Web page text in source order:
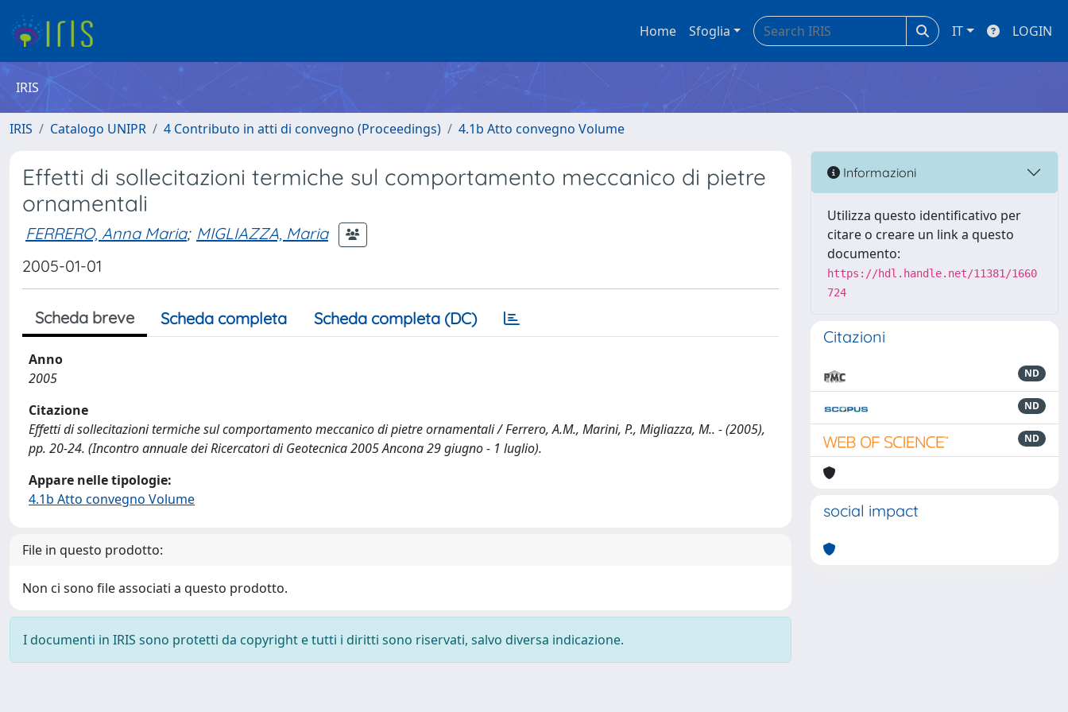
Home Sfoglia IT LOGIN
IRIS
IRIS Catalogo UNIPR 4 Contributo in atti di convegno (Proceedings) 4.1b Atto convegno Volume
Effetti di sollecitazioni termiche sul comportamento meccanico di pietre
ornamentali
FERRERO, Anna Maria; MIGLIAZZA, Maria
2005-01-01
Scheda breve Scheda completa Scheda completa (DC)
Anno
2005
Citazione
Effetti di sollecitazioni termiche sul comportamento meccanico di pietre ornamentali / Ferrero, A.M., Marini, P., Migliazza, M.. - (2005),
pp. 20-24. (Incontro annuale dei Ricercatori di Geotecnica 2005 Ancona 29 giugno - 1 luglio).
Appare nelle tipologie:
4.1b Atto convegno Volume
File in questo prodotto:
Non ci sono file associati a questo prodotto.
I documenti in IRIS sono protetti da copyright e tutti i diritti sono riservati, salvo diversa indicazione.
Informazioni
Utilizza questo identificativo per
citare o creare un link a questo
documento:
https://hdl.handle.net/11381/1660
724
Citazioni
ND
ND
ND
social impact